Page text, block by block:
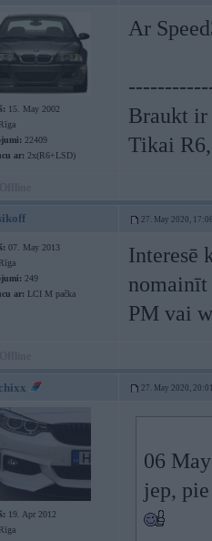
15. May 2002
Rīga
22409
ar: 2x(R6+LSD)
Ar
Braukt
Tikai
27. May 2020,
07. May 2013
Rīga
249
ar: LCI M pačka
Interesē
nomainīt
PM vai
27. May 2020,
19. Apr 2012
Rīga
06
jep,